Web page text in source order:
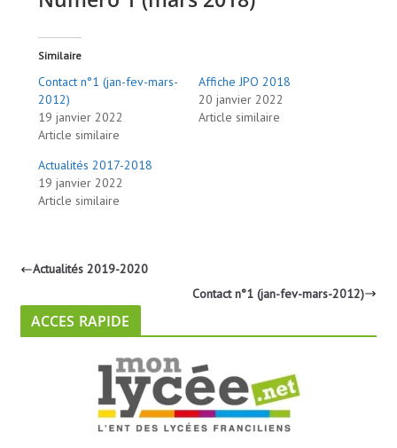
Similaire
Contact n°1 (jan-fev-mars-
2012)
19 janvier 2022
Article similaire
Affiche JPO 2018
20 janvier 2022
Article similaire
Actualités 2017-2018
19 janvier 2022
Article similaire
Actualités 2019-2020
Contact n°1 (jan-fev-mars-2012)
ACCES RAPIDE